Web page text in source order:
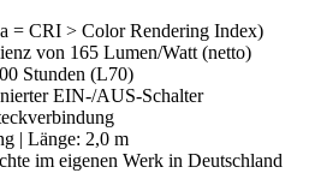
= CRI > Color Rendering Index)
von 165 Lumen/Watt (netto)
Stunden (L70)
EIN-/AUS-Schalter
| Länge: 2,0 m
im eigenen Werk in Deutschland